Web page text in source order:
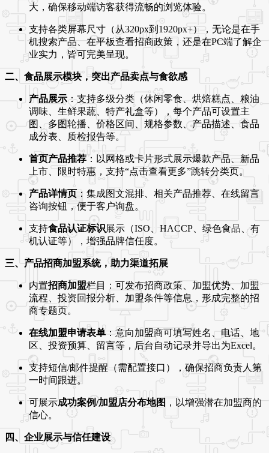
大，确保移动端访客获得流畅的浏览体验。
支持各类屏幕尺寸（从320px到1920px+），无论是在手
机搜索产品、在平板查看招商政策，还是在PC端了解企
业实力，皆可完美呈现。
二、食品展示模块，突出产品卖点与食欲感
产品展示 ：支持多级分类（休闲零食、烘焙糕点、粮油
调味、生鲜果蔬、特产礼盒等），每个产品可设置主
图、多图轮播、价格区间、规格参数、产品描述、食品
成分表、质检报告等。
首页产品推荐：以网格或卡片形式展示爆款产品、新品
上市、限时特惠，支持“点击查看更多”跳转分类页。
产品详情页：集成图文混排、相关产品推荐、在线留言
咨询按钮，便于客户询盘。
支持食品认证标识展示（ISO、HACCP、绿色食品、有
机认证等），增强品牌信任度。
三、产品招商加盟系统，助力渠道拓展
内置招商加盟栏目：可发布招商政策、加盟优势、加盟
流程、投资回报分析、加盟条件等信息，形成完整的招
商专题页。
在线加盟申请表单：意向加盟商可填写姓名、电话、地
区、投资预算、留言等，后台自动记录并导出为Excel。
支持短信/邮件提醒（需配置接口），确保招商负责人第
一时间跟进。
可展示成功案例/加盟店分布地图 ，以增强潜在加盟商的
信心。
四、企业展示与信任建设